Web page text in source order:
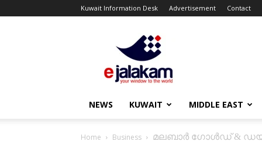
Kuwait Information Desk Advertisement Contact
ejalakam
NEWS KUWAIT MIDDLE EAST
Home Business മലബാർ ഗോൾഡ് &